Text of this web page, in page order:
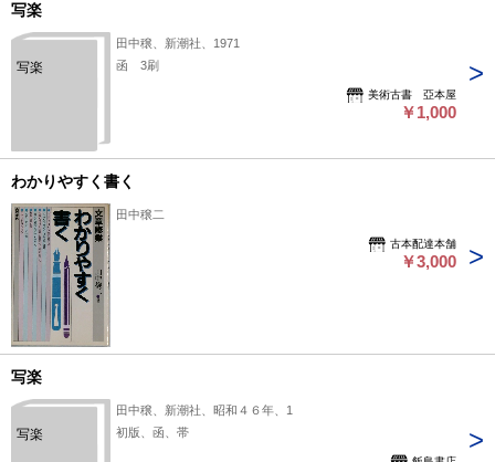
写楽
写楽
田中穣、新潮社、1971
函 3刷
美術古書 亞本屋
￥1,000
わかりやすく書く
田中穣二
古本配達本舗
￥3,000
写楽
写楽
田中穣、新潮社、昭和４６年、1
初版、函、帯